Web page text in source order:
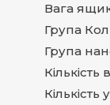
Вага
Група
Група
Кількість